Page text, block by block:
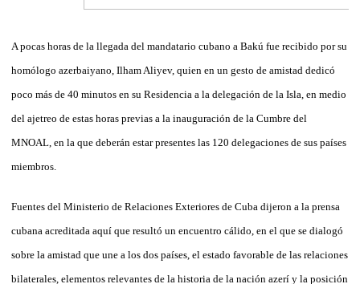
A pocas horas de la llegada del mandatario cubano a Bakú fue recibido por su
homólogo azerbaiyano, Ilham Aliyev, quien en un gesto de amistad dedicó
poco más de 40 minutos en su Residencia a la delegación de la Isla, en medio
del ajetreo de estas horas previas a la inauguración de la Cumbre del
MNOAL, en la que deberán estar presentes las 120 delegaciones de sus países
miembros.
Fuentes del Ministerio de Relaciones Exteriores de Cuba dijeron a la prensa
cubana acreditada aquí que resultó un encuentro cálido, en el que se dialogó
sobre la amistad que une a los dos países, el estado favorable de las relaciones
bilaterales, elementos relevantes de la historia de la nación azerí y la posición